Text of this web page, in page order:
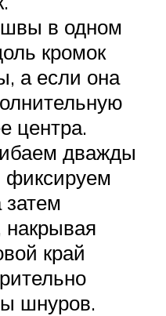
в одном
кромок
а если она
центра.
дважды
фиксируем
накрывая
край
шнуров.